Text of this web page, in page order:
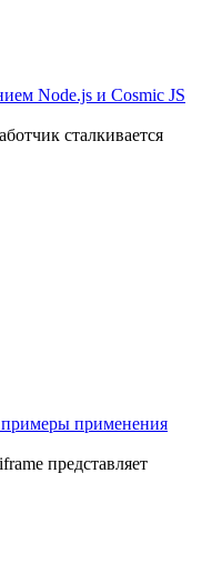
Node.js и Cosmic JS
сталкивается
применения
представляет